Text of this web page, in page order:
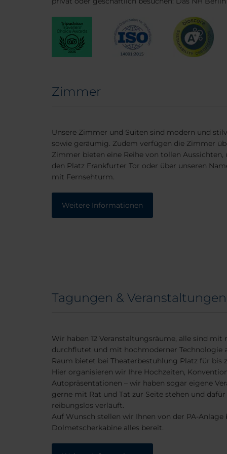
Zimmer
Unsere Zimmer und Suiten sind modern und
sowie geräumig. Zudem verfügen die Zimmer
Zimmer bieten eine Reihe von tollen Aussichten,
den Platz Frankfurter Tor oder über unseren
mit Fernsehturm.
Weitere Informationen
Tagungen & Veranstaltungen
Wir haben 12 Veranstaltungsräume, alle sind
durchflutet und mit hochmoderner Technologie
Raum bietet bei Theaterbestuhlung Platz für bis
Hier organisieren wir Ihre Hochzeiten,
Autopräsentationen – wir haben sogar eigene
gerne mit Rat und Tat zur Seite stehen und
reibungslos verläuft.
Auf Wunsch stellen wir Ihnen von der PA-Anlage
Dolmetscherkabine alles bereit.